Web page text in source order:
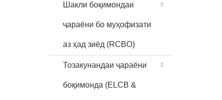
Шакли боқимондаи
ҷараёни бо муҳофизати
аз ҳад зиёд (RCBO)
Тозакунандаи ҷараёни
боқимонда (ELCB &